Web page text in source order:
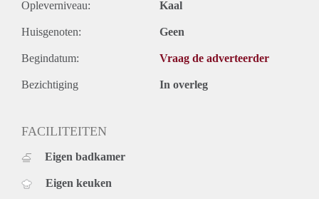
Opleverniveau: Kaal
Huisgenoten: Geen
Begindatum: Vraag de adverteerder
Bezichtiging In overleg
FACILITEITEN
Eigen badkamer
Eigen keuken